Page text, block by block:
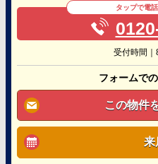
タップで電
受付時間
フォームで
この物件
来